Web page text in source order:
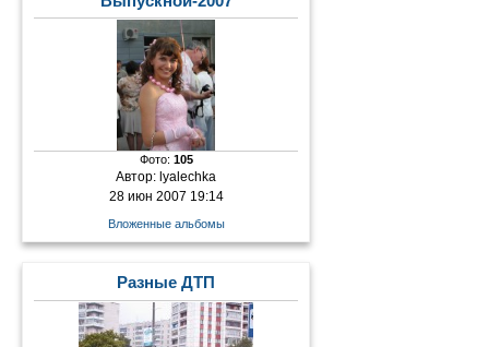
Фото: 105
Автор: lyalechka
28 июн 2007 19:14
Вложенные альбомы
Разные ДТП